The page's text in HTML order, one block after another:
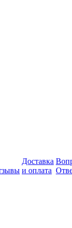
Доставка
и оплата